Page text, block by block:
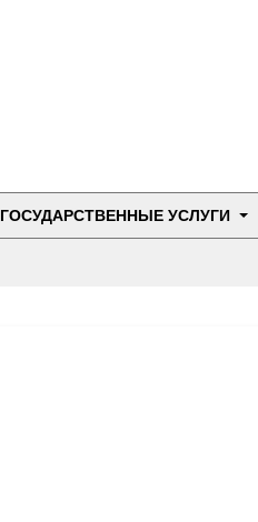
ГОСУДАРСТВЕННЫЕ УСЛУГИ